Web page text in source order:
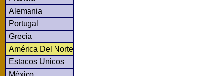
Alemania
Portugal
Grecia
América Del Norte
Estados Unidos
México